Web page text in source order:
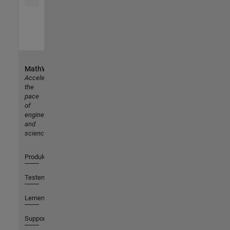
MathWorks
Accelerating
the
pace
of
engineering
and
science
Produkte
Testen oder Kaufen
Lernen
Support